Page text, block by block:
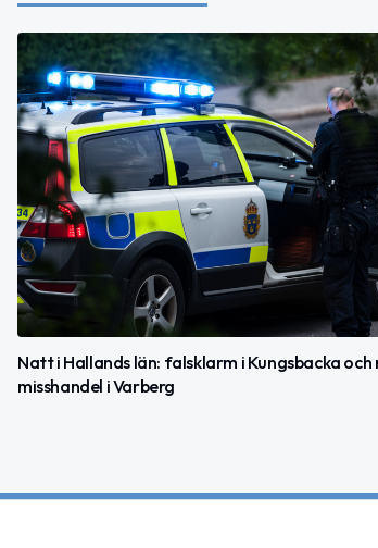
Natt i Hallands län: falsklarm i Kungsbacka och
misshandel i Varberg